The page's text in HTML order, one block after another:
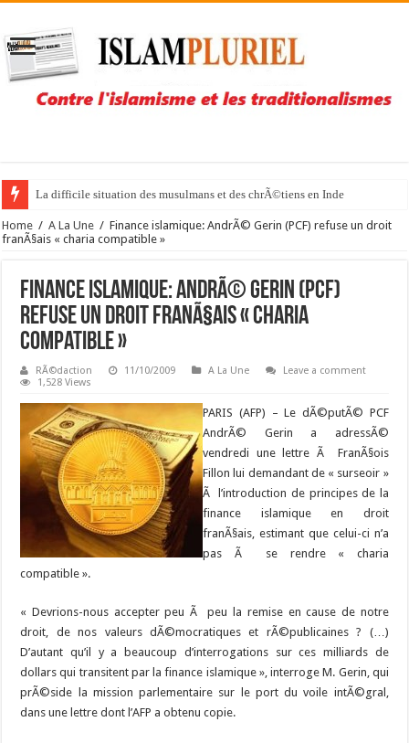
La difficile situation des musulmans et des chrÃ©tiens en Inde
Home / A La Une / Finance islamique: AndrÃ© Gerin (PCF) refuse un droit
franÃ§ais « charia compatible »
Finance islamique: AndrÃ© Gerin (PCF)
refuse un droit franÃ§ais « charia
compatible »
RÃ©daction 11/10/2009 A La Une
Leave a comment
1,528 Views
PARIS (AFP) – Le dÃ©putÃ© PCF
AndrÃ© Gerin a adressÃ©
vendredi une lettre Ã FranÃ§ois
Fillon lui demandant de « surseoir »
Ã l’introduction de principes de la
finance islamique en droit
franÃ§ais, estimant que celui-ci n’a
pas Ã se rendre « charia
compatible ».
« Devrions-nous accepter peu Ã peu la remise en cause de notre
droit, de nos valeurs dÃ©mocratiques et rÃ©publicaines ? (…)
D’autant qu’il y a beaucoup d’interrogations sur ces milliards de
dollars qui transitent par la finance islamique », interroge M. Gerin, qui
prÃ©side la mission parlementaire sur le port du voile intÃ©gral,
dans une lettre dont l’AFP a obtenu copie.